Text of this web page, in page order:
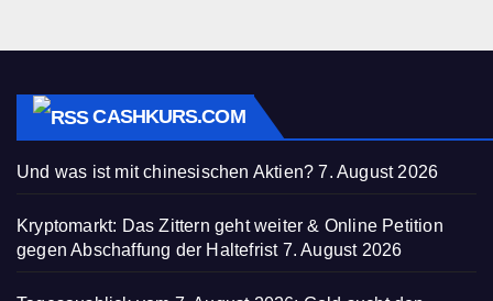
CASHKURS.COM
Und was ist mit chinesischen Aktien? 7. August 2026
Kryptomarkt: Das Zittern geht weiter & Online Petition
gegen Abschaffung der Haltefrist 7. August 2026